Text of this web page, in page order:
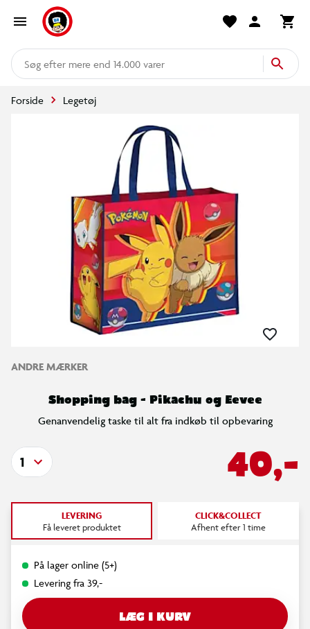
mere end 14.000 varer
Forside Legetøj
ANDRE MÆRKER
Shopping bag - Pikachu og Eevee
Genanvendelig taske til alt fra indkøb til opbevaring
40,-
1
LEVERING
Få leveret produktet
CLICK&COLLECT
Afhent efter 1 time
På lager online (5+)
Levering fra 39,-
LÆG I KURV